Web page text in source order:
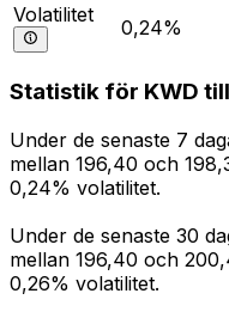
Volatilitet
0,24%
Statistik för KWD till
Under de senaste 7
mellan 196,40 och
0,24% volatilitet.
Under de senaste 30
mellan 196,40 och
0,26% volatilitet.